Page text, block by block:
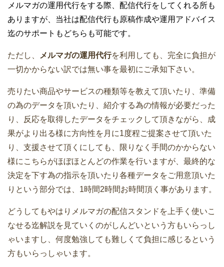
メルマガの運用代行をする際、配信代行をしてくれる所も
ありますが、当社は配信代行も原稿作成や運用アドバイス
迄のサポートもどちらも可能です。
ただし、 メルマガの運用代行を利用しても、完全に負担が
一切かからない訳では無い事を最初にご承知下さい。
売りたい商品やサービスの種類等を教えて頂いたり、準備
の為のデータを頂いたり、紹介する為の情報が必要だった
り、反応を取得したデータをチェックして頂きながら、成
果がより出る様に方向性を月に1度程ご提案させて頂いた
り、支援させて頂くにしても、限りなく手間のかからない
様にこちらがほぼほとんどの作業を行いますが、最終的な
決定を下す為の指示を頂いたり各種データをご用意頂いた
りという部分では、1時間2時間お時間頂く事があります。
どうしてもやはりメルマガの配信スタンドを上手く使いこ
なせる迄解説を見ていくのがしんどいという方もいらっし
ゃいますし、何度勉強しても難しくて負担に感じるという
方もいらっしゃいます。